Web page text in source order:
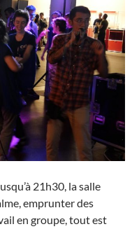
21h30, la salle
emprunter des
en groupe, tout est